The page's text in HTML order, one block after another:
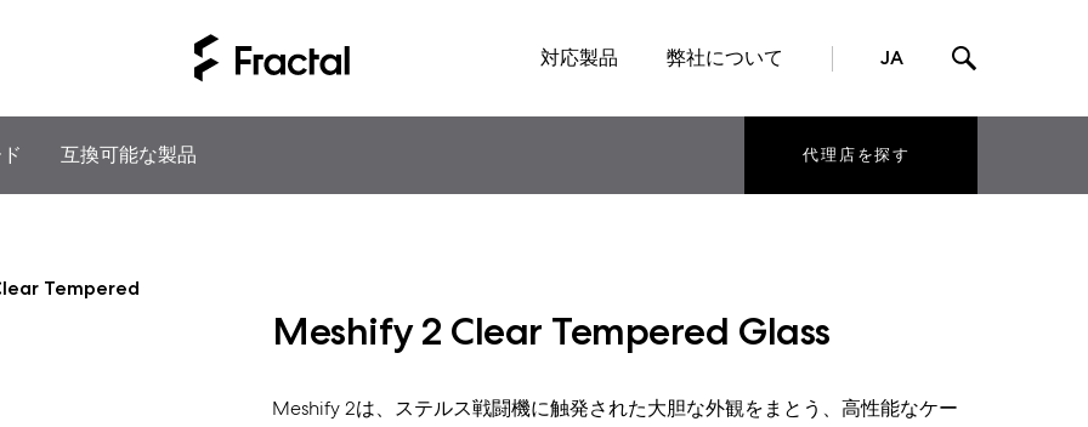
対応製品 弊社について JA
互換可能な製品 代理店を探す
Tempered
Meshify 2 Clear Tempered Glass
Meshify 2は、ステルス戦闘機に触発された大胆な外観をまとう、高性能なケー